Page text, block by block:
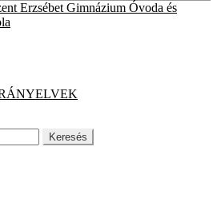
Erzsébet Gimnázium Óvoda és
Keresés